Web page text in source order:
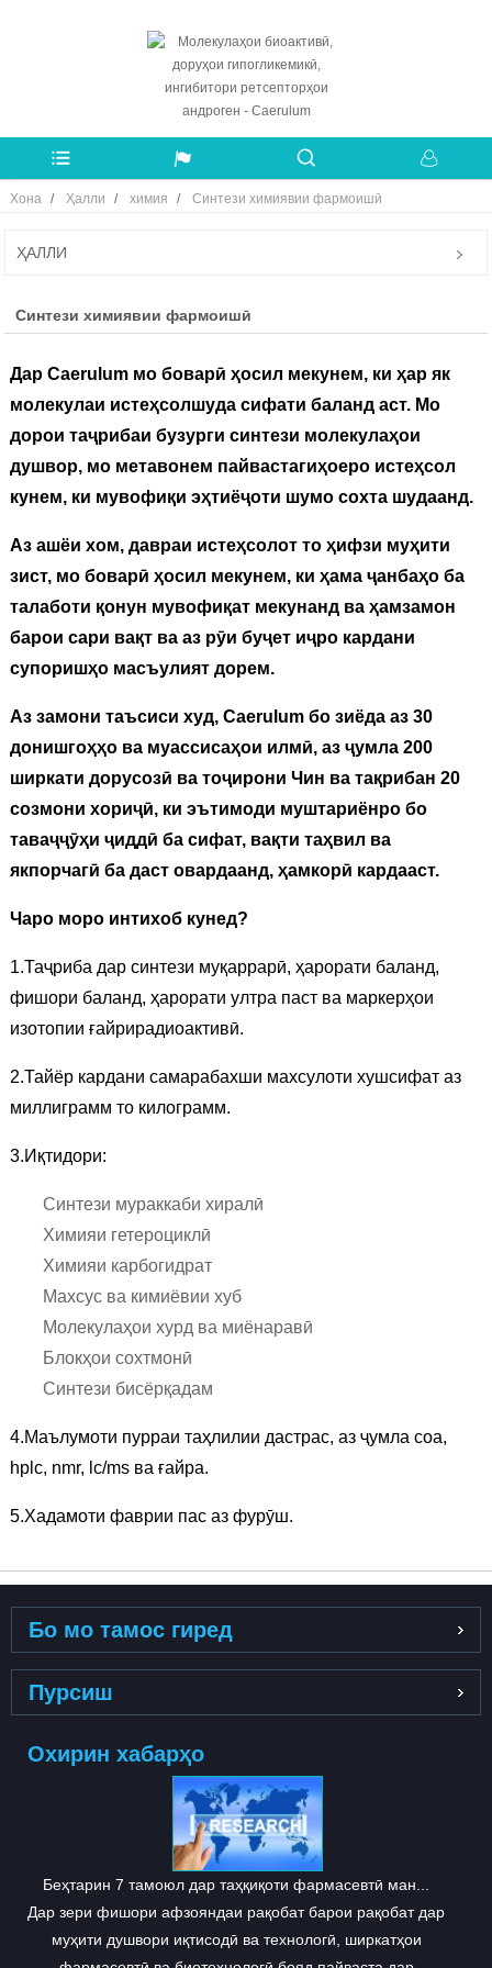
Хона Ҳалли химия Синтези химиявии фармоишӣ
ҲАЛЛИ
Синтези химиявии фармоишӣ
Дар Caerulum мо боварӣ ҳосил мекунем, ки ҳар як
молекулаи истеҳсолшуда сифати баланд аст. Мо
дорои таҷрибаи бузурги синтези молекулаҳои
душвор, мо метавонем пайвастагиҳоеро истеҳсол
кунем, ки мувофиқи эҳтиёҷоти шумо сохта шудаанд.
Аз ашёи хом, давраи истеҳсолот то ҳифзи муҳити
зист, мо боварӣ ҳосил мекунем, ки ҳама ҷанбаҳо ба
талаботи қонун мувофиқат мекунанд ва ҳамзамон
барои сари вақт ва аз рӯи буҷет иҷро кардани
супоришҳо масъулият дорем.
Аз замони таъсиси худ, Caerulum бо зиёда аз 30
донишгоҳҳо ва муассисаҳои илмӣ, аз ҷумла 200
ширкати дорусозӣ ва тоҷирони Чин ва тақрибан 20
созмони хориҷӣ, ки эътимоди муштариёнро бо
таваҷҷӯҳи ҷиддӣ ба сифат, вақти таҳвил ва
якпорчагӣ ба даст овардаанд, ҳамкорӣ кардааст.
Чаро моро интихоб кунед?
1.Таҷриба дар синтези муқаррарӣ, ҳарорати баланд,
фишори баланд, ҳарорати ултра паст ва маркерҳои
изотопии ғайрирадиоактивӣ.
2.Тайёр кардани самарабахши махсулоти хушсифат аз
миллиграмм то килограмм.
3.Иқтидори:
Синтези мураккаби хиралӣ
Химияи гетероциклӣ
Химияи карбогидрат
Махсус ва кимиёвии хуб
Молекулаҳои хурд ва миёнаравӣ
Блокҳои сохтмонӣ
Синтези бисёрқадам
4.Маълумоти пурраи таҳлилии дастрас, аз ҷумла coa,
hplc, nmr, lc/ms ва ғайра.
5.Хадамоти фаврии пас аз фурӯш.
Бо мо тамос гиред
Пурсиш
Охирин хабарҳо
Беҳтарин 7 тамоюл дар таҳқиқоти фармасевтӣ ман...
Дар зери фишори афзояндаи рақобат барои рақобат дар
муҳити душвори иқтисодӣ ва технологӣ, ширкатҳои